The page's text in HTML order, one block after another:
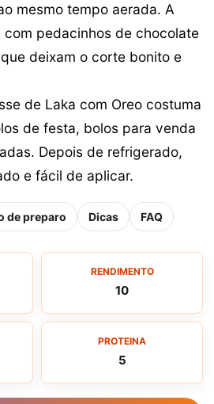
mesmo tempo aerada. A
com pedacinhos de chocolate
deixam o corte bonito e
de Laka com Oreo costuma
de festa, bolos para venda
Depois de refrigerado,
e fácil de aplicar.
de preparo Dicas FAQ
RENDIMENTO
10
PROTEINA
5